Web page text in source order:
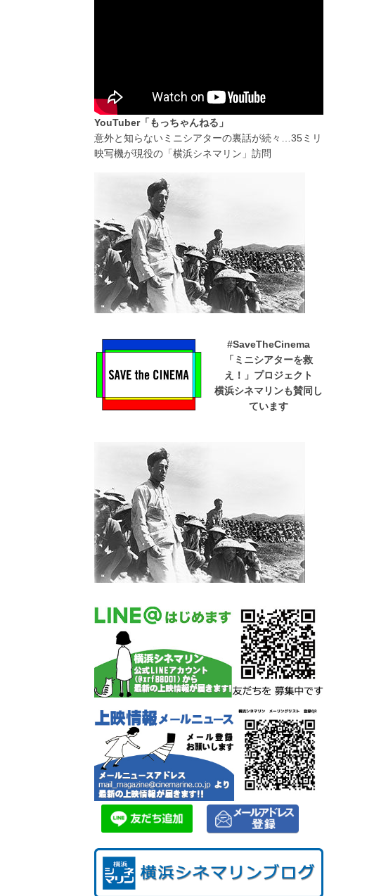
YouTuber「もっちゃんねる」
意外と知らないミニシアターの裏話が続々…35ミリ
映写機が現役の「横浜シネマリン」訪問
#SaveTheCinema
「ミニシアターを救
え！」プロジェクト
横浜シネマリンも賛同し
ています